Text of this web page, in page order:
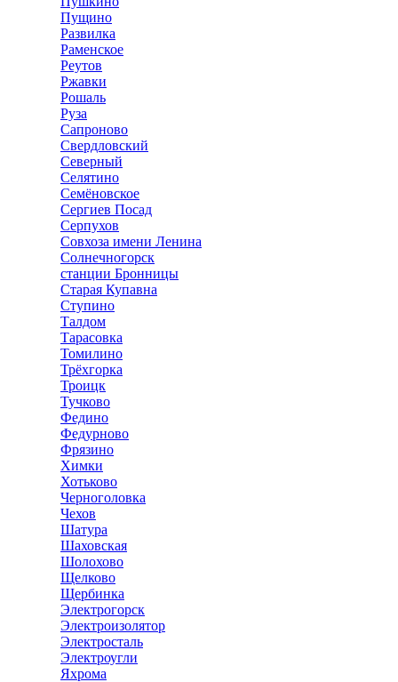
Пущино
Развилка
Раменское
Реутов
Ржавки
Рошаль
Руза
Сапроново
Свердловский
Северный
Селятино
Семёновское
Сергиев Посад
Серпухов
Совхоза имени Ленина
Солнечногорск
станции Бронницы
Старая Купавна
Ступино
Талдом
Тарасовка
Томилино
Трёхгорка
Троицк
Тучково
Федино
Федурново
Фрязино
Химки
Хотьково
Черноголовка
Чехов
Шатура
Шаховская
Шолохово
Щелково
Щербинка
Электрогорск
Электроизолятор
Электросталь
Электроугли
Яхрома